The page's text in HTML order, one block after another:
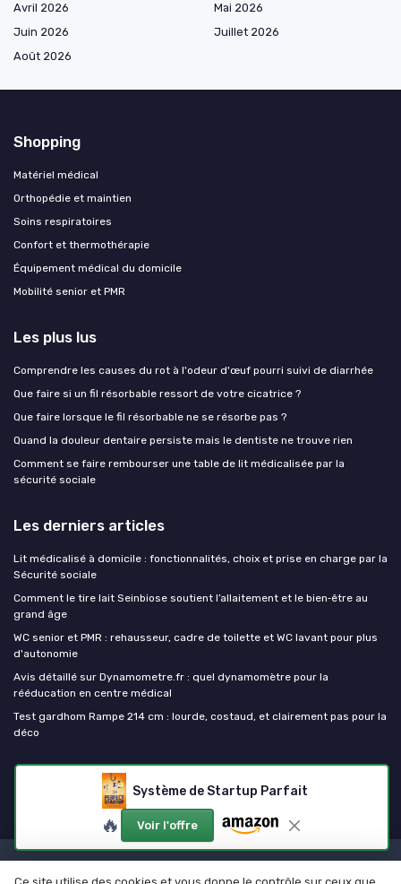
Système de Startup Parfait
🔥 Voir l'offre
Avril 2026
Mai 2026
Juin 2026
Juillet 2026
Août 2026
Shopping
Matériel médical
Orthopédie et maintien
Soins respiratoires
Confort et thermothérapie
Équipement médical du domicile
Mobilité senior et PMR
Les plus lus
Comprendre les causes du rot à l'odeur d'œuf pourri suivi de diarrhée
Que faire si un fil résorbable ressort de votre cicatrice ?
Que faire lorsque le fil résorbable ne se résorbe pas ?
Quand la douleur dentaire persiste mais le dentiste ne trouve rien
Comment se faire rembourser une table de lit médicalisée par la
sécurité sociale
Les derniers articles
Lit médicalisé à domicile : fonctionnalités, choix et prise en charge par la
Sécurité sociale
Comment le tire lait Seinbiose soutient l’allaitement et le bien‑être au
grand âge
WC senior et PMR : rehausseur, cadre de toilette et WC lavant pour plus
d'autonomie
Avis détaillé sur Dynamometre.fr : quel dynamomètre pour la
rééducation en centre médical
Test gardhom Rampe 214 cm : lourde, costaud, et clairement pas pour la
déco
Ma Maison Médicale